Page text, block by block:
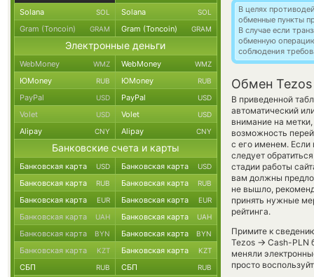
В целях
обменные пункты
В случае если
обменную
соблюдения
Обмен Tezos
В приведенной
автоматический
внимание на
возможность
с его именем.
следует
стадии работы
вам должны
не вышло,
принять нужные
рейтинга.
Примите к
Tezos → Cash-PLN
меняли
просто
Solana SOL Solana SOL
Gram (Toncoin) GRAM Gram (Toncoin) GRAM
Электронные деньги
WebMoney WMZ WebMoney WMZ
ЮMoney RUB ЮMoney RUB
PayPal USD PayPal USD
Volet USD Volet USD
Alipay CNY Alipay CNY
Банковские счета и карты
Банковская карта USD Банковская карта USD
Банковская карта RUB Банковская карта RUB
Банковская карта EUR Банковская карта EUR
Банковская карта UAH Банковская карта UAH
Банковская карта BYN Банковская карта BYN
Банковская карта KZT Банковская карта KZT
СБП RUB СБП RUB